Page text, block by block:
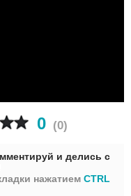
0 (0)
и делись с
нажатием CTRL